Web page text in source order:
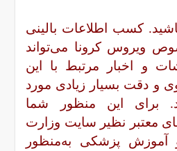
کسب اطلاعات بالینی
ویروس کرونا می‌تواند
و اخبار
مرتبط با این
و دقت بسیار زیادی مورد
برای این منظور شما
معتبر نظیر سایت وزارت
آموزش پزشکی به‌منظور